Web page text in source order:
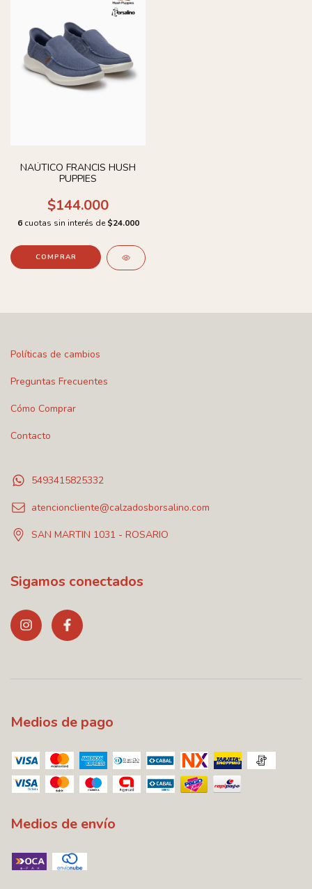
NAÚTICO FRANCIS HUSH
PUPPIES
$144.000
6 cuotas sin interés de $24.000
COMPRAR
Políticas de cambios
Preguntas Frecuentes
Cómo Comprar
Contacto
5493415825332
atencioncliente@calzadosborsalino.com
SAN MARTIN 1031 - ROSARIO
Sigamos conectados
Medios de pago
Medios de envío